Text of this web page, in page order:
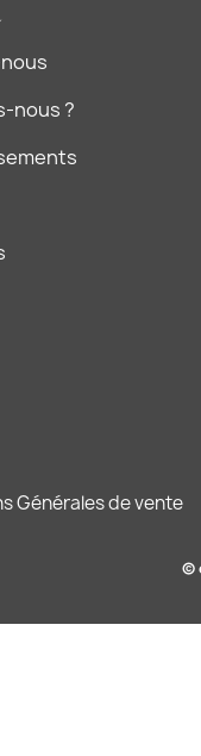
nous ?
Générales de vente
©